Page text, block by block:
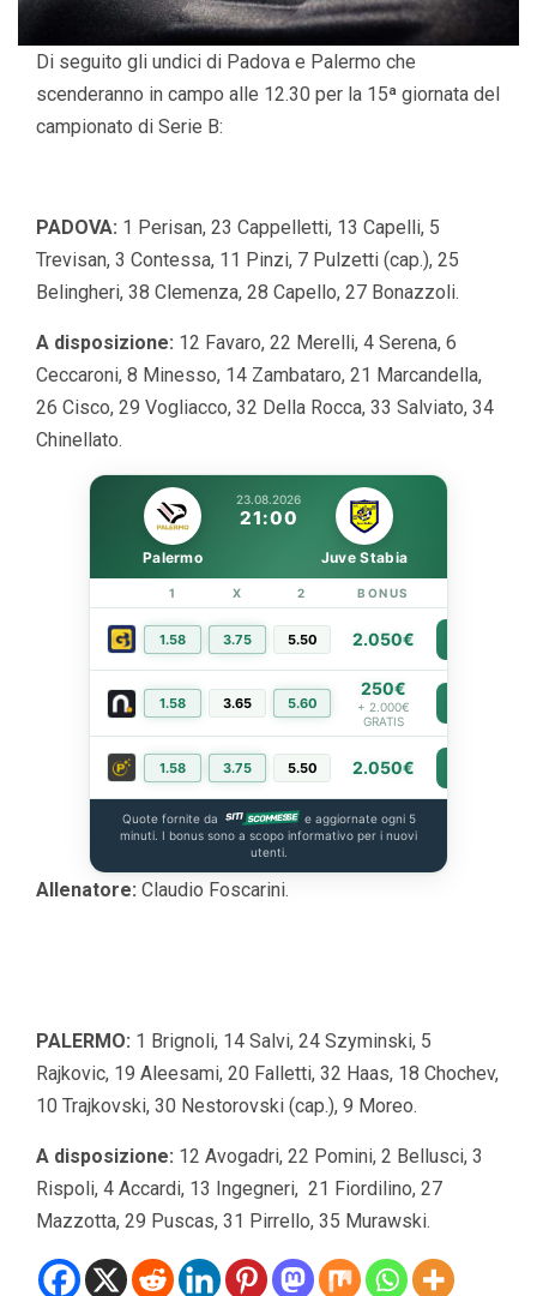
Di seguito gli undici di Padova e Palermo che
scenderanno in campo alle 12.30 per la 15ª giornata del
campionato di Serie B:
PADOVA: 1 Perisan, 23 Cappelletti, 13 Capelli, 5
Trevisan, 3 Contessa, 11 Pinzi, 7 Pulzetti (cap.), 25
Belingheri, 38 Clemenza, 28 Capello, 27 Bonazzoli.
A disposizione: 12 Favaro, 22 Merelli, 4 Serena, 6
Ceccaroni, 8 Minesso, 14 Zambataro, 21 Marcandella,
26 Cisco, 29 Vogliacco, 32 Della Rocca, 33 Salviato, 34
Chinellato.
23.08.2026
21:00
Palermo Juve Stabia
1 X 2 BONUS
1.58 3.75 5.50 2.050€
1.58 3.65 5.60
250€
+ 2.000€
GRATIS
1.58 3.75 5.50 2.050€
Quote fornite da
e aggiornate ogni 5
minuti. I bonus sono a scopo informativo per i nuovi
utenti.
Allenatore: Claudio Foscarini.
PALERMO: 1 Brignoli, 14 Salvi, 24 Szyminski, 5
Rajkovic, 19 Aleesami, 20 Falletti, 32 Haas, 18 Chochev,
10 Trajkovski, 30 Nestorovski (cap.), 9 Moreo.
A disposizione: 12 Avogadri, 22 Pomini, 2 Bellusci, 3
Rispoli, 4 Accardi, 13 Ingegneri, 21 Fiordilino, 27
Mazzotta, 29 Puscas, 31 Pirrello, 35 Murawski.